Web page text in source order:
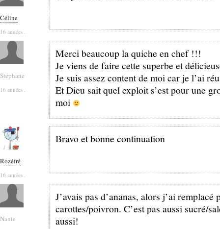
Céline
16 années .
Stéphane
16 années .
Merci beaucoup la quiche en chef !!!
Je viens de faire cette superbe et
Je suis assez content de moi car je l’ai
Et Dieu sait quel exploit s’est pour une
moi
Rozéfré
16 années .
Bravo et bonne continuation
Nanie
J’avais pas d’ananas, alors j’ai remplacé
carottes/poivron. C’est pas aussi sucré/
aussi!